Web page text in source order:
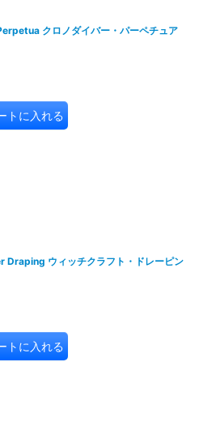
クロノダイバー・パーペチュア
トに入れる
ウィッチクラフト・ドレーピン
トに入れる